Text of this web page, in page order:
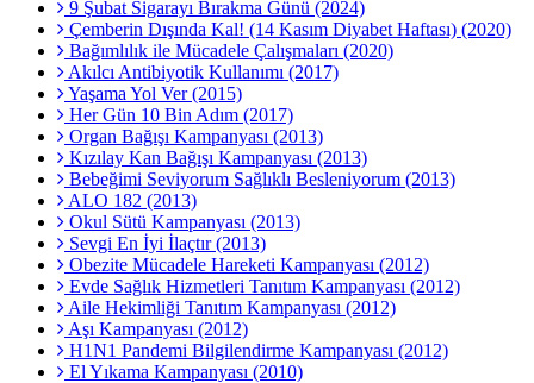
9 Şubat Sigarayı Bırakma Günü (2024)
Çemberin Dışında Kal! (14 Kasım Diyabet Haftası) (2020)
Bağımlılık ile Mücadele Çalışmaları (2020)
Akılcı Antibiyotik Kullanımı (2017)
Yaşama Yol Ver (2015)
Her Gün 10 Bin Adım (2017)
Organ Bağışı Kampanyası (2013)
Kızılay Kan Bağışı Kampanyası (2013)
Bebeğimi Seviyorum Sağlıklı Besleniyorum (2013)
ALO 182 (2013)
Okul Sütü Kampanyası (2013)
Sevgi En İyi İlaçtır (2013)
Obezite Mücadele Hareketi Kampanyası (2012)
Evde Sağlık Hizmetleri Tanıtım Kampanyası (2012)
Aile Hekimliği Tanıtım Kampanyası (2012)
Aşı Kampanyası (2012)
H1N1 Pandemi Bilgilendirme Kampanyası (2012)
El Yıkama Kampanyası (2010)